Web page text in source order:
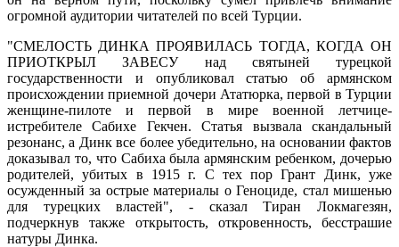
огромной аудитории читателей по всей Турции.
"СМЕЛОСТЬ ДИНКА ПРОЯВИЛАСЬ ТОГДА, КОГДА ОН
ПРИОТКРЫЛ ЗАВЕСУ над святыней турецкой
государственности и опубликовал статью об армянском
происхождении приемной дочери Ататюрка, первой в Турции
женщине-пилоте и первой в мире военной летчице-
истребителе Сабихе Гекчен. Статья вызвала скандальный
резонанс, а Динк все более убедительно, на основании фактов
доказывал то, что Сабиха была армянским ребенком, дочерью
родителей, убитых в 1915 г. С тех пор Грант Динк, уже
осужденный за острые материалы о Геноциде, стал мишенью
для турецких властей", - сказал Тиран Локмагезян,
подчеркнув также открытость, откровенность, бесстрашие
натуры Динка.